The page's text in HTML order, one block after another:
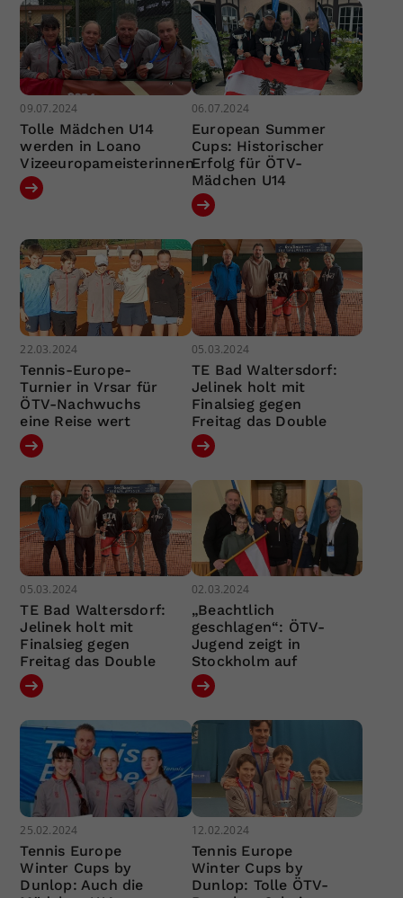
09.07.2024
Tolle Mädchen U14
werden in Loano
Vizeeuropameisterinnen
06.07.2024
European Summer
Cups: Historischer
Erfolg für ÖTV-
Mädchen U14
22.03.2024
Tennis-Europe-
Turnier in Vrsar für
ÖTV-Nachwuchs
eine Reise wert
05.03.2024
TE Bad Waltersdorf:
Jelinek holt mit
Finalsieg gegen
Freitag das Double
05.03.2024
TE Bad Waltersdorf:
Jelinek holt mit
Finalsieg gegen
Freitag das Double
02.03.2024
„Beachtlich
geschlagen“: ÖTV-
Jugend zeigt in
Stockholm auf
25.02.2024
Tennis Europe
Winter Cups by
Dunlop: Auch die
12.02.2024
Tennis Europe
Winter Cups by
Dunlop: Tolle ÖTV-